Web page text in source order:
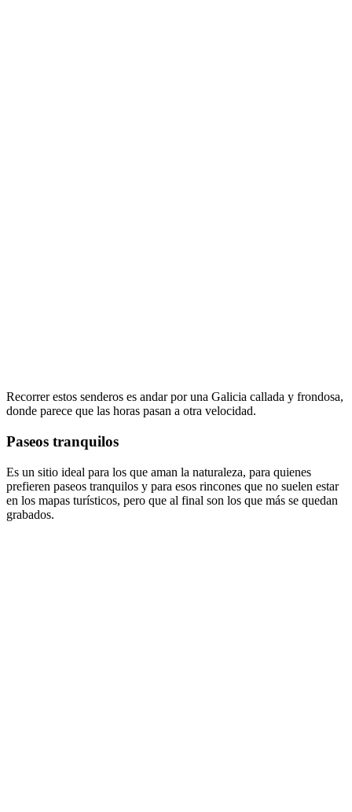
Recorrer estos senderos es andar por una Galicia callada y frondosa,
donde parece que las horas pasan a otra velocidad.
Paseos tranquilos
Es un sitio ideal para los que aman la naturaleza, para quienes
prefieren paseos tranquilos y para esos rincones que no suelen estar
en los mapas turísticos, pero que al final son los que más se quedan
grabados.